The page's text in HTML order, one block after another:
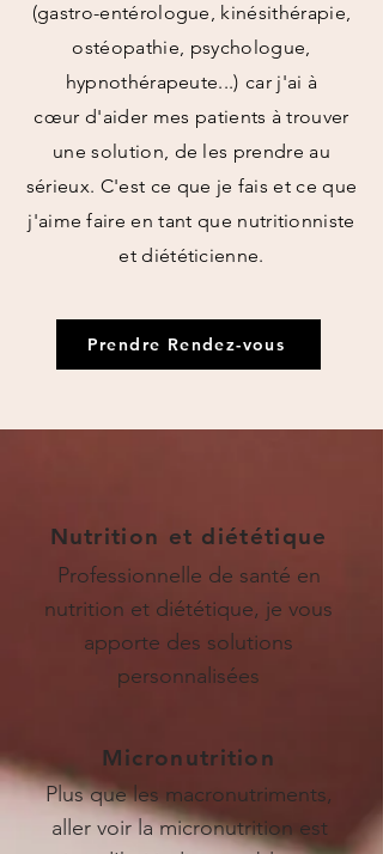
(gastro-entérologue, kinésithérapie,
ostéopathie, psychologue,
hypnothérapeute...) car j'ai à
cœur d'aider mes patients à trouver
une solution, de les prendre au
sérieux. C'est ce que je fais et ce que
j'aime faire en tant que nutritionniste
et diététicienne.
Prendre Rendez-vous
Professionnelle de santé en
nutrition et diététique, je vous
apporte des solutions
personnalisées
Nutrition et diététique
Micronutrition
Plus que les macronutriments,
aller voir la micronutrition est